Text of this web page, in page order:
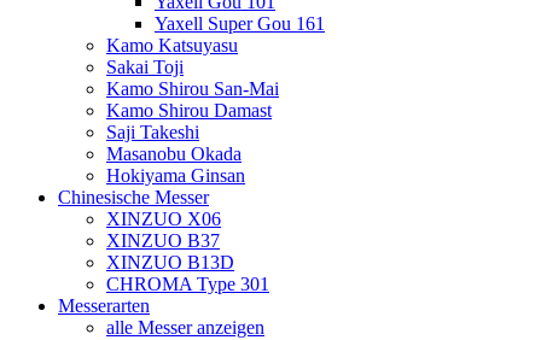
Yaxell Super Gou 161
Kamo Katsuyasu
Sakai Toji
Kamo Shirou San-Mai
Kamo Shirou Damast
Saji Takeshi
Masanobu Okada
Hokiyama Ginsan
Chinesische Messer
XINZUO X06
XINZUO B37
XINZUO B13D
CHROMA Type 301
Messerarten
alle Messer anzeigen